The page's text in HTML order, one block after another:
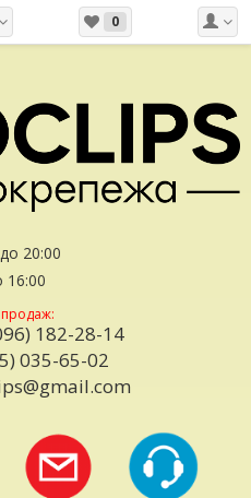
0
20:00
16:00
182-28-14
035-65-02